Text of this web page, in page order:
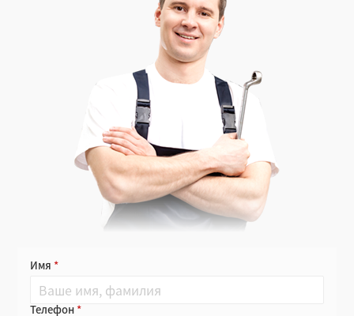
Имя
Телефон